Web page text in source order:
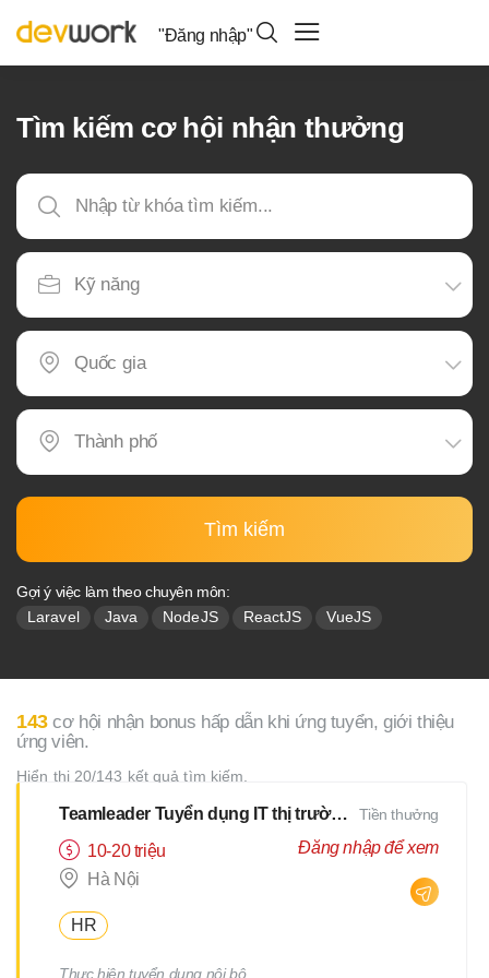
"Đăng nhập"
Tìm kiếm cơ hội nhận thưởng
Tìm kiếm
Gợi ý việc làm theo chuyên môn:
Laravel Java NodeJS ReactJS VueJS
143cơ hội nhận bonus hấp dẫn khi ứng tuyển, giới thiệu
ứng viên.
Hiển thị 20/143 kết quả tìm kiếm.
Teamleader Tuyển dụng IT thị trường Nhật
10-20 triệu
Hà Nội
HR
Thực hiện tuyển dụng nội bộ
Tiền thưởng
Đăng nhập để xem